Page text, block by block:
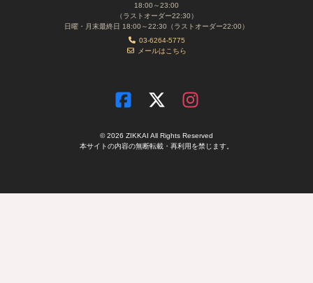
18:00～23:00
（ラストオーダー22:30）
日曜・月末最終日 18:00～22:30（ラストオーダー22:00）
03-6264-5775
メールはこちら
© 2026 ZIKKAI All Rights Reserved
本サイトの内容の無断転載・再利用を禁じます。